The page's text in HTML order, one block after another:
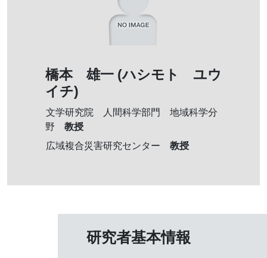
橋本 雄一 (ハシモト ユウ
イチ)
文学研究院 人間科学部門 地域科学分
野
教授
広域複合災害研究センター
教授
研究者基本情報